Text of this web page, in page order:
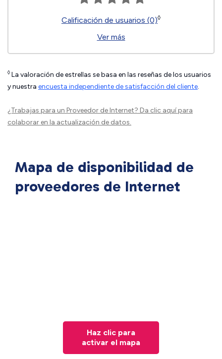
Calificación de usuarios (0)◊
Ver más
◊ La valoración de estrellas se basa en las reseñas de los usuarios
y nuestra encuesta independiente de satisfacción del cliente.
¿Trabajas para un Proveedor de Internet? Da clic aquípara
colaborar en la actualización de datos.
Mapa de disponibilidad de
proveedores de Internet
Haz clic para
activar el mapa